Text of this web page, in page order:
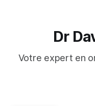
Dr
Votre expert en